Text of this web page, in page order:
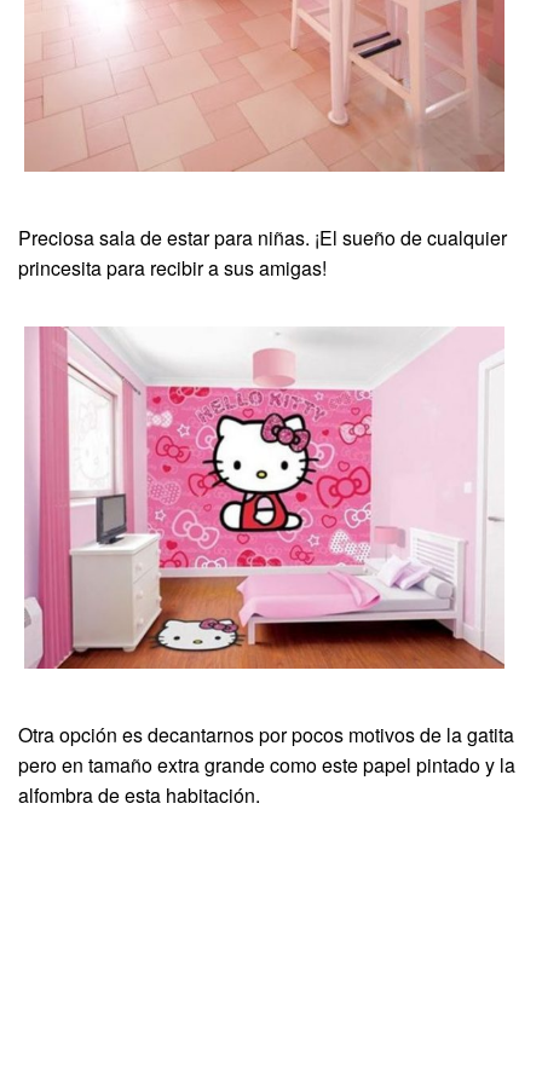
Preciosa sala de estar para niñas. ¡El sueño de cualquier
princesita para recibir a sus amigas!
Otra opción es decantarnos por pocos motivos de la gatita
pero en tamaño extra grande como este papel pintado y la
alfombra de esta habitación.